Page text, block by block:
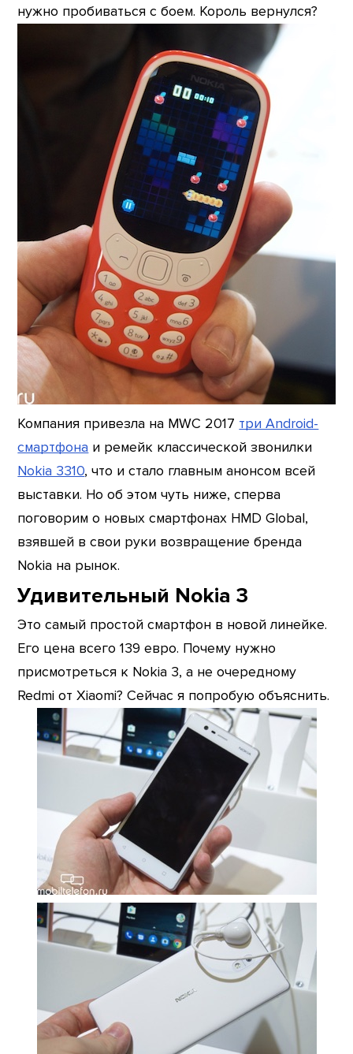
нужно пробиваться с боем. Король вернулся?
Компания привезла на MWC 2017 три Android-
смартфона и ремейк классической звонилки
Nokia 3310, что и стало главным анонсом всей
выставки. Но об этом чуть ниже, сперва
поговорим о новых смартфонах HMD Global,
взявшей в свои руки возвращение бренда
Nokia на рынок.
Удивительный Nokia 3
Это самый простой смартфон в новой линейке.
Его цена всего 139 евро. Почему нужно
присмотреться к Nokia 3, а не очередному
Redmi от Xiaomi? Сейчас я попробую объяснить.